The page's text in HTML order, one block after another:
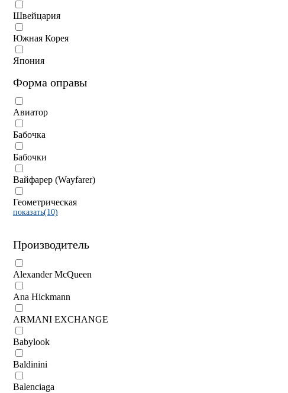
Швейцария
Южная Корея
Япония
Форма оправы
Авиатор
Бабочка
Бабочки
Вайфарер (Wayfarer)
Геометрическая
показать(10)
Производитель
Alexander McQueen
Ana Hickmann
ARMANI EXCHANGE
Babylook
Baldinini
Balenciaga